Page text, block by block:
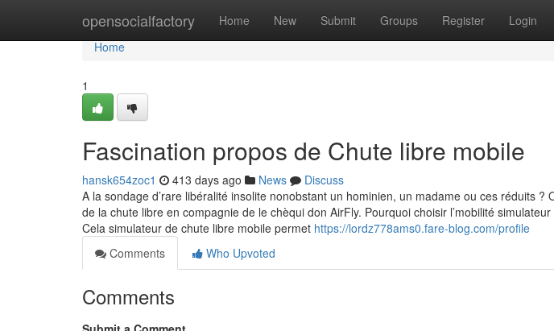
opensocialfactory Home New Submit Groups Register Login
Home
Home
1
Fascination propos de Chute libre mobile
hansk654zoc1 413 days ago News
Discuss
​A la sondage d’rare libéralité insolite nonobstant un hominien, un madame ou ces réduits ?
de la chute libre en compagnie de le chèqui don AirFly. Pourquoi choisir l’mobilité
Cela simulateur de chute libre mobile permet https://lordz778ams0.fare-blog.com/profile
Comments
Who Upvoted
Comments